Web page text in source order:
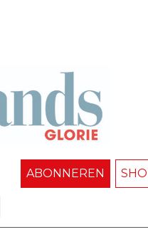
ABONNEREN